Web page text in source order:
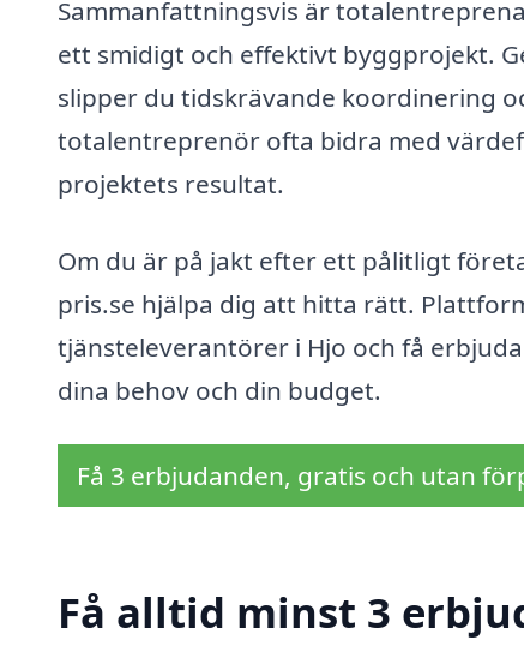
Sammanfattningsvis är
ett smidigt och effektivt byggprojekt.
slipper du tidskrävande koordinering
totalentreprenör ofta bidra med
projektets resultat.
Om du är på jakt efter ett pålitligt
pris.se hjälpa dig att hitta rätt.
tjänsteleverantörer i Hjo och få
dina behov och din budget.
Få 3 erbjudanden, gratis och utan
Få alltid minst 3